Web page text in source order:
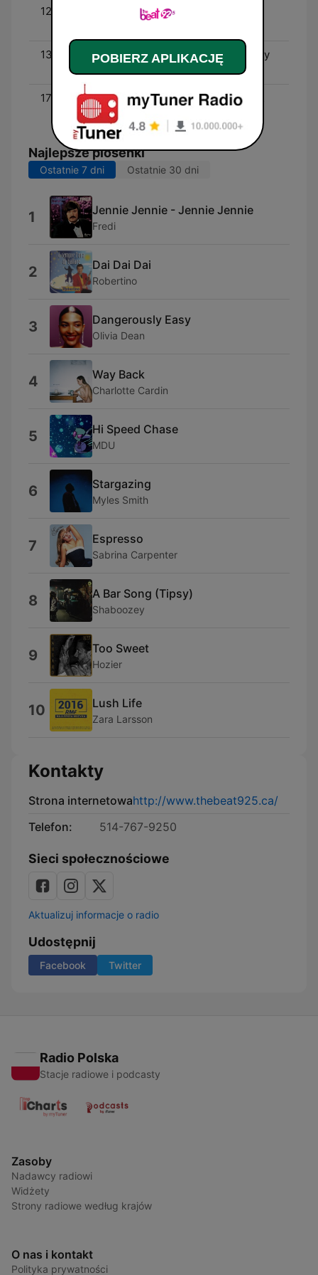
12:00 - 13:00
The Beat's All-Request
13:00 - 17:00
The Beat of your Workday
with Meghan Kelly
17:00 - 19:00
The Beat 5@7 with Cat &
Natasha
Najlepsze piosenki
Ostatnie 7 dni Ostatnie 30 dni
1 Jennie Jennie - Jennie Jennie
Fredi
2 Dai Dai Dai
Robertino
3 Dangerously Easy
Olivia Dean
4 Way Back
Charlotte Cardin
5 Hi Speed Chase
MDU
6 Stargazing
Myles Smith
7 Espresso
Sabrina Carpenter
8 A Bar Song (Tipsy)
Shaboozey
9 Too Sweet
Hozier
10 Lush Life
Zara Larsson
Kontakty
Strona internetowahttp://www.thebeat925.ca/
Telefon:
514-767-9250
Sieci społecznościowe
Aktualizuj informacje o radio
Udostępnij
Facebook Twitter
Radio Polska
Stacje radiowe i podcasty
Zasoby
Nadawcy radiowi
Widżety
Strony radiowe według krajów
O nas i kontakt
Polityka prywatności
POBIERZ APLIKACJĘ